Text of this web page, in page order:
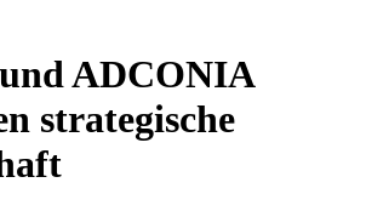
ADCONIA
strategische